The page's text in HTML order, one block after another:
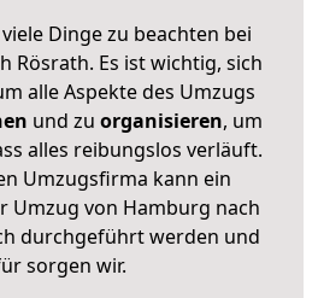
Dinge zu beachten bei
Rösrath. Es ist wichtig, sich
alle Aspekte des Umzugs
und zu organisieren, um
alles reibungslos verläuft.
Umzugsfirma kann ein
Umzug von Hamburg nach
durchgeführt werden und
sorgen wir.